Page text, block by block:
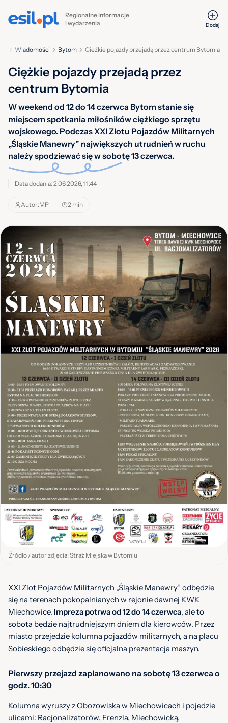
Regionalne informacje
i wydarzenia
Dodaj
Ciężkie pojazdy przejadą przez centrum Bytomia
Bytom
Wiadomości
Ciężkie pojazdy przejadą przez
centrum Bytomia
W weekend od 12 do 14 czerwca Bytom stanie się
miejscem spotkania miłośników ciężkiego sprzętu
wojskowego. Podczas XXI Zlotu Pojazdów Militarnych
„Śląskie Manewry” największych utrudnień w ruchu
należy spodziewać się w sobotę 13 czerwca.
Data dodania: 2.06.2026, 11:44
Autor:MP 2 min
Źródło / autor zdjęcia: Straż Miejska w Bytomiu
XXI Zlot Pojazdów Militarnych „Śląskie Manewry” odbędzie
się na terenach pokopalnianych w rejonie dawnej KWK
Miechowice. Impreza potrwa od 12 do 14 czerwca, ale to
sobota będzie najtrudniejszym dniem dla kierowców. Przez
miasto przejedzie kolumna pojazdów militarnych, a na placu
Sobieskiego odbędzie się oficjalna prezentacja maszyn.
Pierwszy przejazd zaplanowano na sobotę 13 czerwca o
godz. 10:30
Kolumna wyruszy z Obozowiska w Miechowicach i pojedzie
ulicami: Racjonalizatorów, Frenzla, Miechowicką,